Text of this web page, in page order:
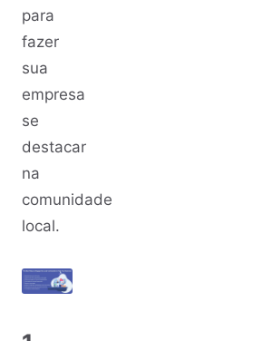
para
fazer
sua
empresa
se
destacar
na
comunidade
local.